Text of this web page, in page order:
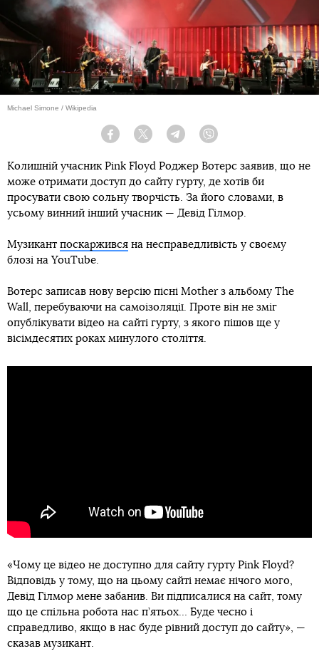
Michael Simone / Wikipedia
Facebook Twitter Telegram
Колишній учасник Pink Floyd Роджер Вотерс заявив, що не
може отримати доступ до сайту гурту, де хотів би
просувати свою сольну творчість. За його словами, в
усьому винний інший учасник — Девід Гілмор.
Музикант поскаржився на несправедливість у своєму
блозі на YouTube.
Вотерс записав нову версію пісні Mother з альбому The
Wall, перебуваючи на самоізоляції. Проте він не зміг
опублікувати відео на сайті гурту, з якого пішов ще у
вісімдесятих роках минулого століття.
«Чому це відео не доступно для сайту гурту Pink Floyd?
Відповідь у тому, що на цьому сайті немає нічого мого,
Девід Гілмор мене забанив. Ви підписалися на сайт, тому
що це спільна робота нас п’ятьох… Буде чесно і
справедливо, якщо в нас буде рівний доступ до сайту», —
сказав музикант.